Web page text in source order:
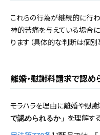
これらの行為が継続的に行
神的苦痛を与えている場合に
ります（具体的な判断は個別
離婚・慰謝料請求で認
モラハラを理由に離婚や慰
で認められるか」 を理解す